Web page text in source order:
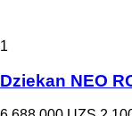
1
Dziekan NEO